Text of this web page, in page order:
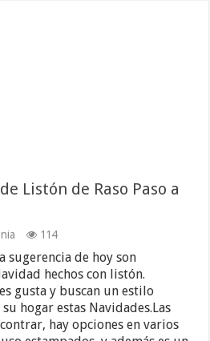
Listón de Raso Paso a
114
sugerencia de hoy son
hechos con listón.
gusta y buscan un estilo
hogar estas Navidades.Las
hay opciones en varios